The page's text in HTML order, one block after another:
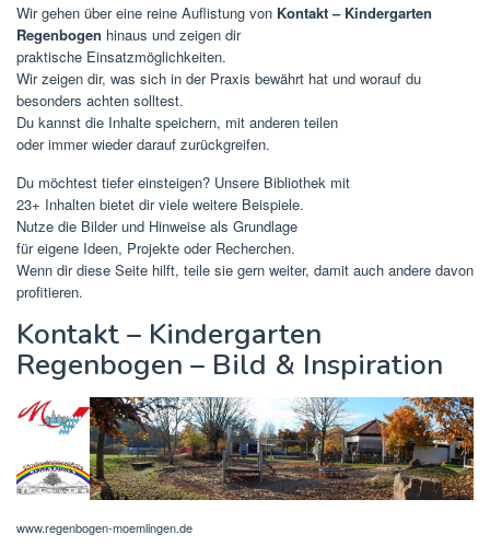
Wir gehen über eine reine Auflistung von Kontakt – Kindergarten
Regenbogen hinaus und zeigen dir
praktische Einsatzmöglichkeiten.
Wir zeigen dir, was sich in der Praxis bewährt hat und worauf du
besonders achten solltest.
Du kannst die Inhalte speichern, mit anderen teilen
oder immer wieder darauf zurückgreifen.
Du möchtest tiefer einsteigen? Unsere Bibliothek mit
23+ Inhalten bietet dir viele weitere Beispiele.
Nutze die Bilder und Hinweise als Grundlage
für eigene Ideen, Projekte oder Recherchen.
Wenn dir diese Seite hilft, teile sie gern weiter, damit auch andere davon
profitieren.
Kontakt – Kindergarten
Regenbogen – Bild & Inspiration
www.regenbogen-moemlingen.de